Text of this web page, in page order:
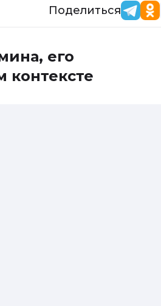
Поделиться
его
контексте